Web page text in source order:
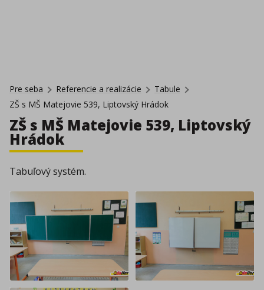
Pre seba Referencie a realizácie
Tabule
ZŠ s MŠ Matejovie 539, Liptovský Hrádok
ZŠ s MŠ Matejovie 539, Liptovský
Hrádok
Tabuľový systém.